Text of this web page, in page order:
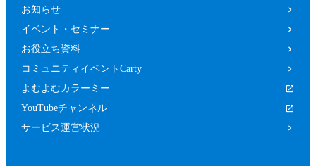
お知らせ
イベント・セミナー
お役立ち資料
コミュニティイベントCarty
よむよむカラーミー
YouTubeチャンネル
サービス運営状況